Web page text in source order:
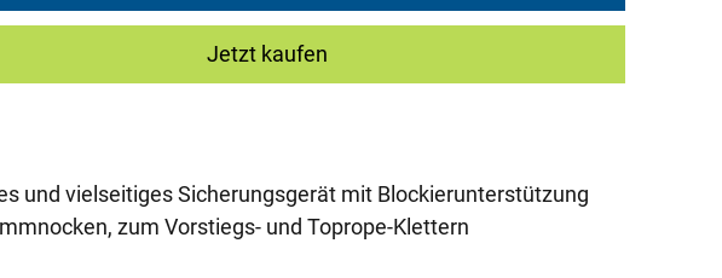
Jetzt kaufen
und vielseitiges Sicherungsgerät mit Blockierunterstützung
zum Vorstiegs- und Toprope-Klettern